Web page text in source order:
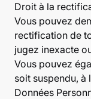
Droit à la
Vous pouvez
rectification de
jugez inexacte
Vous pouvez
soit suspendu, à
Données